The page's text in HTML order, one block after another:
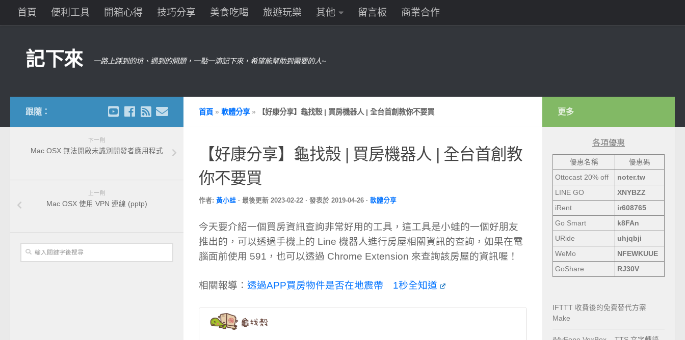
首頁 便利工具 開箱心得 技巧分享 美食吃喝 旅遊玩樂 其他 留言板 商業合作
記下來 一路上踩到的坑、遇到的問題，一點一滴記下來，希望能幫助到需要的人~
首頁 » 軟體分享» 【好康分享】龜找殼 | 買房機器人 | 全台首創教你不要買
【好康分享】龜找殼 | 買房機器人 | 全台首創教
你不要買
作者: 黃小蛙 · 最後更新 2023-02-22 · 發表於 2019-04-26 · 軟體分享
今天要介紹一個買房資訊查詢非常好用的工具，這工具是小蛙的一個好朋友
推出的，可以透過手機上的 Line 機器人進行房屋相關資訊的查詢，如果在電
腦面前使用 591，也可以透過 Chrome Extension 來查詢該房屋的資訊喔！
相關報導： 透過APP買房物件是否在地震帶 1秒全知道
跟隨：
下一則
Mac OSX 無法開啟未識別開發者應用程式
上一則
Mac OSX 使用 VPN 連線 (pptp)
更多
各項優惠
優惠名稱
優惠碼
Ottocast 20% off
noter.tw
LINE GO
XNYBZZ
iRent
ir608765
Go Smart
k8FAn
URide
uhjqbji
WeMo
NFEWKUUE
GoShare
RJ30V
IFTTT 收費後的免費替代方案
Make